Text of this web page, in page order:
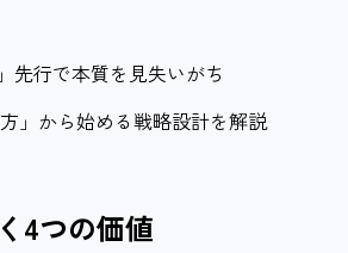
先行で本質を見失いがち
」から始める戦略設計を解説
4つの価値